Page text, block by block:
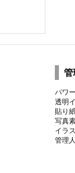
管
パワ
透明
貼り
写真
イラ
管理